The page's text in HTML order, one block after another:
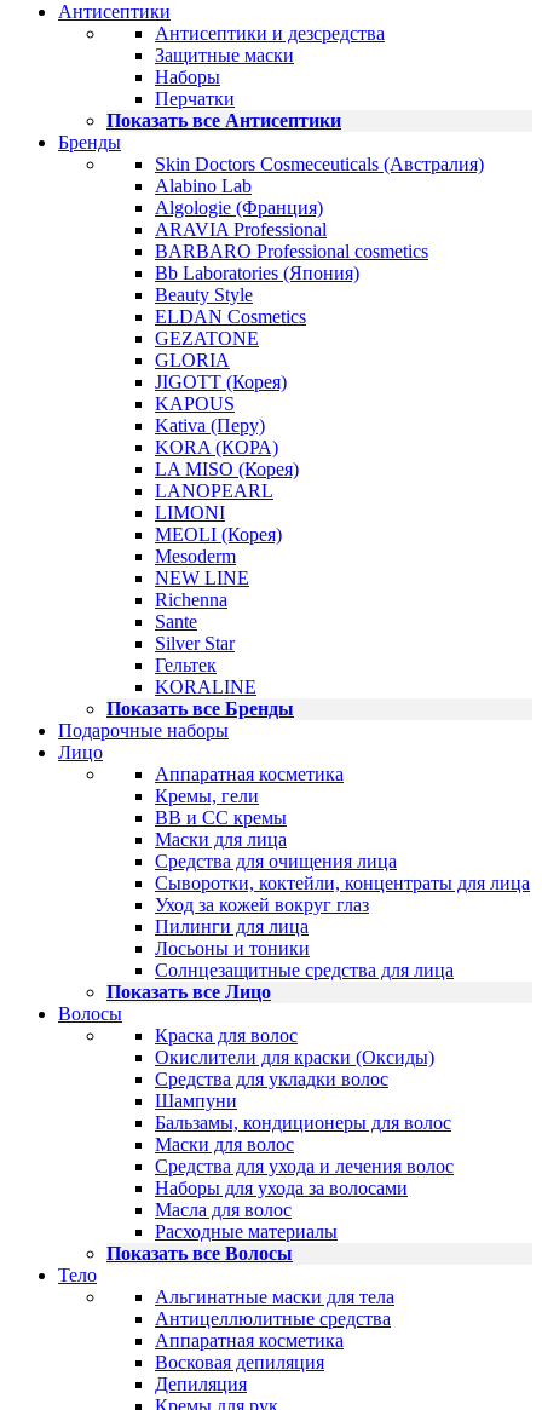
Антисептики
Антисептики и дезсредства
Защитные маски
Наборы
Перчатки
Показать все Антисептики
Бренды
Skin Doctors Cosmeceuticals (Австралия)
Alabino Lab
Algologie (Франция)
ARAVIA Professional
BARBARO Professional cosmetics
Bb Laboratories (Япония)
Beauty Style
ELDAN Cosmetics
GEZATONE
GLORIA
JIGOTT (Корея)
KAPOUS
Kativa (Перу)
KORA (КОРА)
LA MISO (Корея)
LANOPEARL
LIMONI
MEOLI (Корея)
Mesoderm
NEW LINE
Richenna
Sante
Silver Star
Гельтек
KORALINE
Показать все Бренды
Подарочные наборы
Лицо
Аппаратная косметика
Кремы, гели
BB и CC кремы
Маски для лица
Средства для очищения лица
Сыворотки, коктейли, концентраты для лица
Уход за кожей вокруг глаз
Пилинги для лица
Лосьоны и тоники
Солнцезащитные средства для лица
Показать все Лицо
Волосы
Краска для волос
Окислители для краски (Оксиды)
Средства для укладки волос
Шампуни
Бальзамы, кондиционеры для волос
Маски для волос
Средства для ухода и лечения волос
Наборы для ухода за волосами
Масла для волос
Расходные материалы
Показать все Волосы
Тело
Альгинатные маски для тела
Антицеллюлитные средства
Аппаратная косметика
Восковая депиляция
Депиляция